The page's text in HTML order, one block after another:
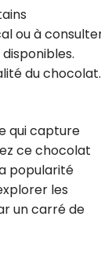
ou à
du chocolat.
qui capture
ce chocolat
popularité
les
un carré de